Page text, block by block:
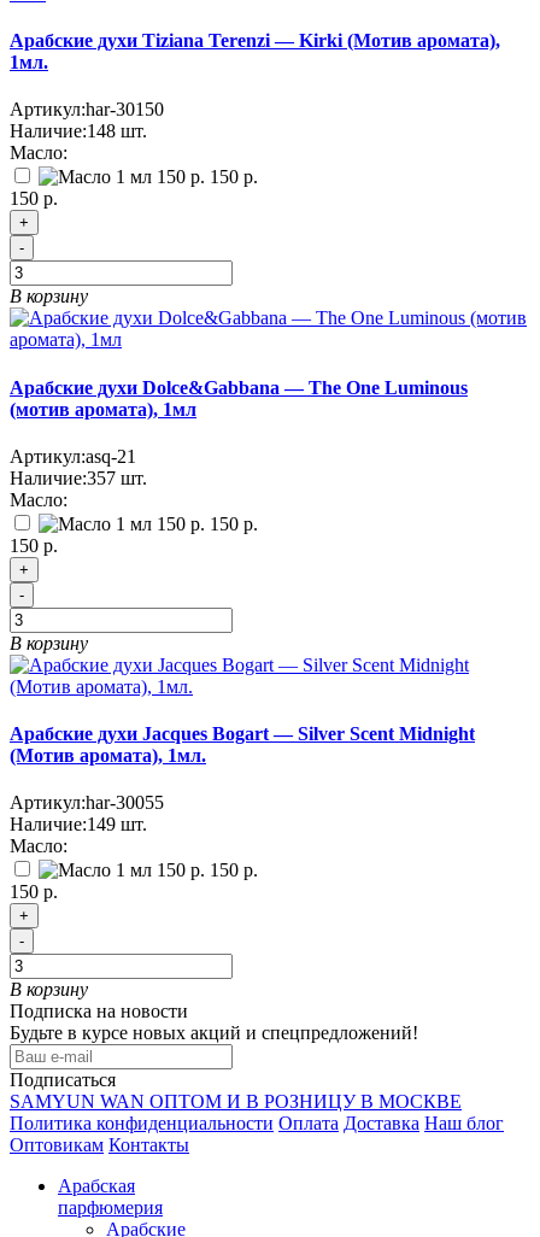
Арабские духи Tiziana Terenzi — Kirki (Мотив аромата),
1мл.
Артикул:har-30150
Наличие:148 шт.
Масло:
150 р.
150 р.
+
-
В корзину
Арабские духи Dolce&Gabbana — The One Luminous
(мотив аромата), 1мл
Артикул:asq-21
Наличие:357 шт.
Масло:
150 р.
150 р.
+
-
В корзину
Арабские духи Jacques Bogart — Silver Scent Midnight
(Мотив аромата), 1мл.
Артикул:har-30055
Наличие:149 шт.
Масло:
150 р.
150 р.
+
-
В корзину
Подписка на новости
Будьте в курсе новых акций и спецпредложений!
Подписаться
SAMYUN WAN ОПТОМ И В РОЗНИЦУ В МОСКВЕ
Политика конфиденциальности Оплата Доставка Наш блог
Оптовикам Контакты
Арабская
парфюмерия
Арабские